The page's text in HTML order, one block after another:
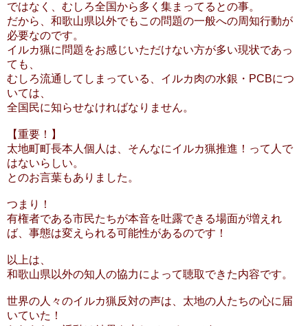
ではなく、むしろ全国から多く集まってるとの事。
だから、和歌山県以外でもこの問題の一般への周知行動が
必要なのです。
イルカ猟に問題をお感じいただけない方が多い現状であっ
ても、
むしろ流通してしまっている、イルカ肉の水銀・PCBにつ
いては、
全国民に知らせなければなりません。
【重要！】
太地町町長本人個人は、そんなにイルカ猟推進！って人で
はないらしい。
とのお言葉もありました。
つまり！
有権者である市民たちが本音を吐露できる場面が増えれ
ば、事態は変えられる可能性があるのです！
以上は、
和歌山県以外の知人の協力によって聴取できた内容です。
世界の人々のイルカ猟反対の声は、太地の人たちの心に届
いていた！